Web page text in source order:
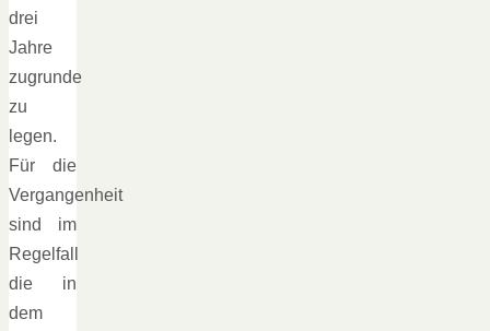
drei
Jahre
zugrunde
zu
legen.
Für die
Vergangenheit
sind im
Regelfall
die in
dem